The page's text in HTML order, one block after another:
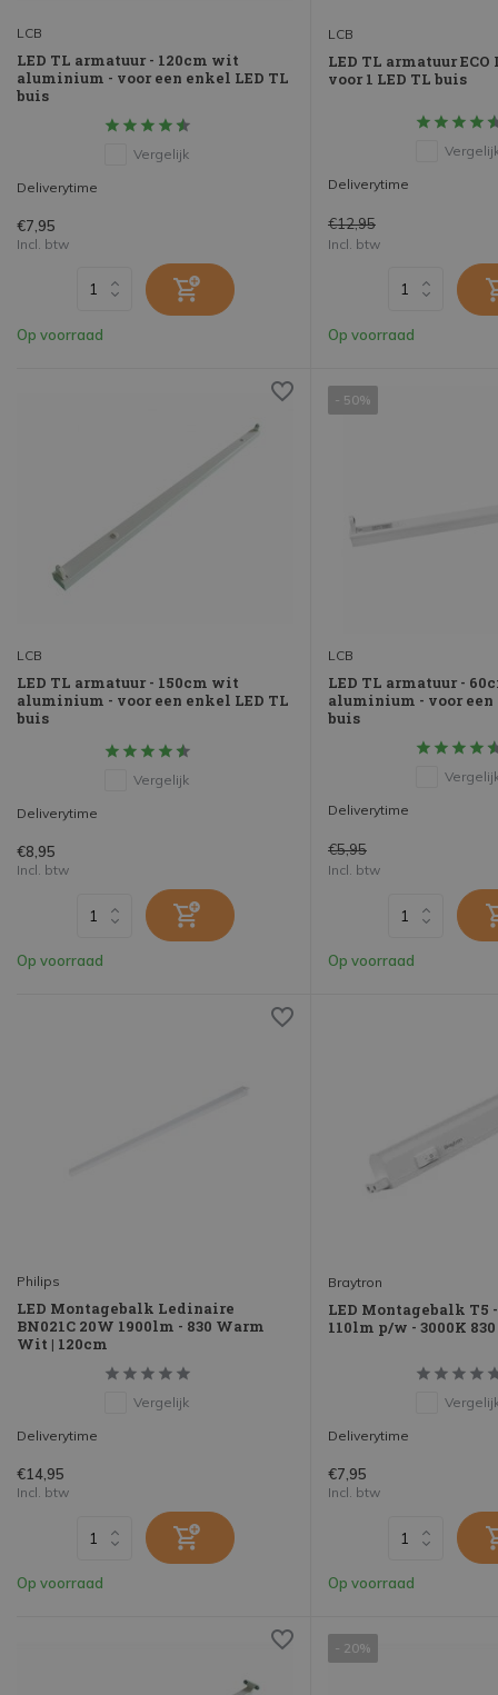
LCB
LED TL armatuur - 120cm wit
aluminium - voor een enkel LED TL
buis
Vergelijk
Deliverytime
€7,95
Incl. btw
Op voorraad
LCB
LED TL armatuur
voor 1 LED TL buis
Deliverytime
€12,95
Incl. btw
Op voorraad
LCB
LED TL armatuur - 150cm wit
aluminium - voor een enkel LED TL
buis
Vergelijk
Deliverytime
€8,95
Incl. btw
Op voorraad
- 50%
LCB
LED TL armatuur -
aluminium - voor een
buis
Deliverytime
€5,95
Incl. btw
Op voorraad
Philips
LED Montagebalk Ledinaire
BN021C 20W 1900lm - 830 Warm
Wit | 120cm
Vergelijk
Deliverytime
€14,95
Incl. btw
Op voorraad
Braytron
LED Montagebalk T5
110lm p/w - 3000K 830
Deliverytime
€7,95
Incl. btw
Op voorraad
- 20%